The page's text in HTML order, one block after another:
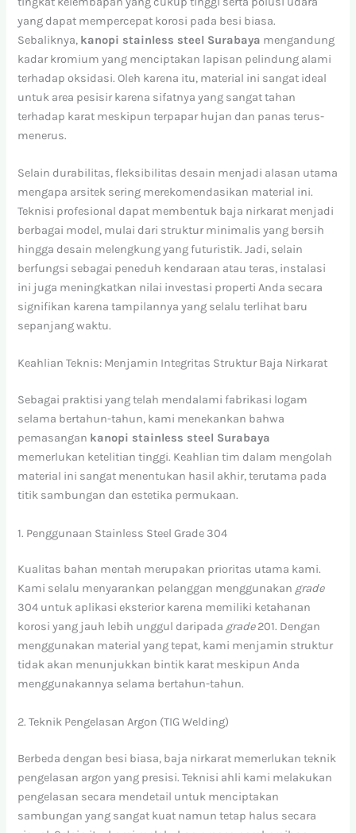
yang dapat mempercepat korosi pada besi biasa.
Sebaliknya, kanopi stainless steel Surabaya mengandung
kadar kromium yang menciptakan lapisan pelindung alami
terhadap oksidasi. Oleh karena itu, material ini sangat ideal
untuk area pesisir karena sifatnya yang sangat tahan
terhadap karat meskipun terpapar hujan dan panas terus-
menerus.
Selain durabilitas, fleksibilitas desain menjadi alasan utama
mengapa arsitek sering merekomendasikan material ini.
Teknisi profesional dapat membentuk baja nirkarat menjadi
berbagai model, mulai dari struktur minimalis yang bersih
hingga desain melengkung yang futuristik. Jadi, selain
berfungsi sebagai peneduh kendaraan atau teras, instalasi
ini juga meningkatkan nilai investasi properti Anda secara
signifikan karena tampilannya yang selalu terlihat baru
sepanjang waktu.
Keahlian Teknis: Menjamin Integritas Struktur Baja Nirkarat
Sebagai praktisi yang telah mendalami fabrikasi logam
selama bertahun-tahun, kami menekankan bahwa
pemasangan kanopi stainless steel Surabaya
memerlukan ketelitian tinggi. Keahlian tim dalam mengolah
material ini sangat menentukan hasil akhir, terutama pada
titik sambungan dan estetika permukaan.
1. Penggunaan Stainless Steel Grade 304
Kualitas bahan mentah merupakan prioritas utama kami.
Kami selalu menyarankan pelanggan menggunakangrade
304 untuk aplikasi eksterior karena memiliki ketahanan
korosi yang jauh lebih unggul daripadagrade201. Dengan
menggunakan material yang tepat, kami menjamin struktur
tidak akan menunjukkan bintik karat meskipun Anda
menggunakannya selama bertahun-tahun.
2. Teknik Pengelasan Argon (TIG Welding)
Berbeda dengan besi biasa, baja nirkarat memerlukan teknik
pengelasan argon yang presisi. Teknisi ahli kami melakukan
pengelasan secara mendetail untuk menciptakan
sambungan yang sangat kuat namun tetap halus secara